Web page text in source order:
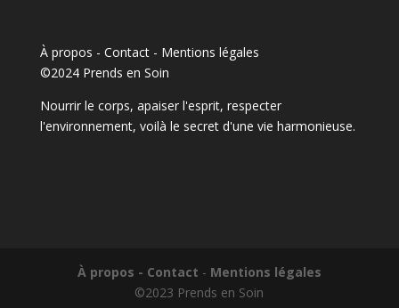
À propos - Contact- Mentions légales
©2024 Prends en Soin
Nourrir le corps, apaiser l'esprit, respecter
l'environnement, voilà le secret d'une vie harmonieuse.
À propos - Contact - Mentions légales
©2023 Prends en Soin